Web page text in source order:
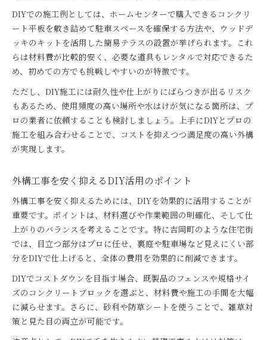
DIYでの施工例としては、ホームセンターで購入できるコンクリ
ート平板を敷き詰めて駐車スペースを確保する方法や、ウッドデ
ッキのキットを活用した簡易テラスの設置が挙げられます。これ
らは材料費が比較的安く、必要な道具もレンタルで対応できるた
め、初めての方でも挑戦しやすいのが特徴です。
ただし、DIY施工には耐久性や仕上がりにばらつきが出るリスク
もあるため、使用頻度の高い場所や水はけが気になる箇所は、プ
ロの業者に依頼することも検討しましょう。上手にDIYとプロの
施工を組み合わせることで、コストを抑えつつ満足度の高い外構
が実現します。
外構工事を安く抑えるDIY活用のポイント
外構工事を安く抑えるためには、DIYを効果的に活用することが
重要です。ポイントは、材料選びや作業範囲の明確化、そして仕
上がりのバランスを考えることです。特に吉岡町のような住宅街
では、目立つ部分はプロに任せ、裏庭や駐車場など見えにくい部
分をDIYで仕上げると、全体の費用を効果的に削減できます。
DIYでコストダウンを目指す場合、既製品のフェンスや規格サイ
ズのコンクリートブロックを選ぶと、材料費や施工の手間を大幅
に減らせます。さらに、砂利や防草シートを使うことで、雑草対
策と見た目の両立が可能です。